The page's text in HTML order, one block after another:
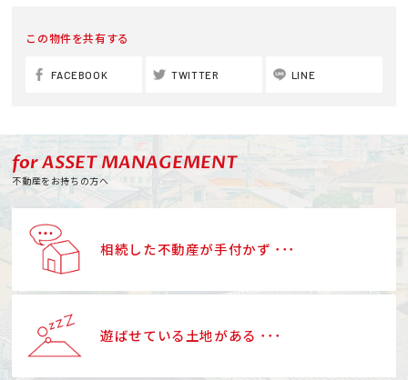
この物件を共有する
FACEBOOK TWITTER LINE
for ASSET MANAGEMENT
不動産をお持ちの方へ
相続した不動産が手付かず ･･･
遊ばせている土地がある ･･･